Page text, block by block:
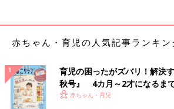
出典：Instagramアカウント「reeechan419」
赤ちゃん・育児の人気記事ランキン
育児の困ったがズバリ！解決
秋号』 4カ月～2才になるま
いっぱい！
赤ちゃん・育児